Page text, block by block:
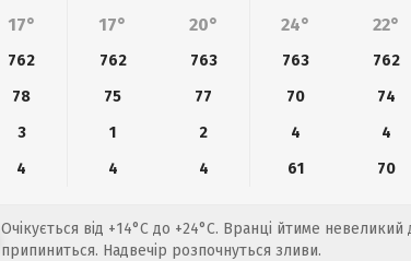
17° 17° 20° 24° 22°
762 762 763 763 762
78 75 77 70 74
3 1 2 4 4
4 4 4 61 70
Очікується від +14°C до +24°C. Вранці йтиме
припиниться. Надвечір розпочнуться зливи.